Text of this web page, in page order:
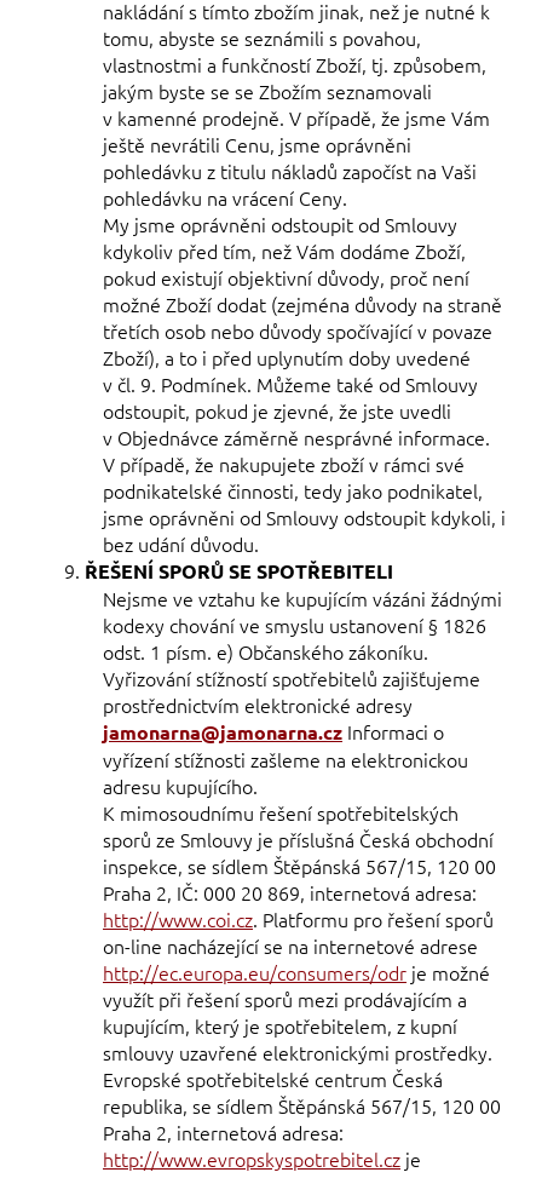
nakládání s tímto zbožím jinak, než je nutné k
tomu, abyste se seznámili s povahou,
vlastnostmi a funkčností Zboží, tj. způsobem,
jakým byste se se Zbožím seznamovali
v kamenné prodejně. V případě, že jsme Vám
ještě nevrátili Cenu, jsme oprávněni
pohledávku z titulu nákladů započíst na Vaši
pohledávku na vrácení Ceny.
My jsme oprávněni odstoupit od Smlouvy
kdykoliv před tím, než Vám dodáme Zboží,
pokud existují objektivní důvody, proč není
možné Zboží dodat (zejména důvody na straně
třetích osob nebo důvody spočívající v povaze
Zboží), a to i před uplynutím doby uvedené
v čl. 9. Podmínek. Můžeme také od Smlouvy
odstoupit, pokud je zjevné, že jste uvedli
v Objednávce záměrně nesprávné informace.
V případě, že nakupujete zboží v rámci své
podnikatelské činnosti, tedy jako podnikatel,
jsme oprávněni od Smlouvy odstoupit kdykoli, i
bez udání důvodu.
ŘEŠENÍ SPORŮ SE SPOTŘEBITELI
Nejsme ve vztahu ke kupujícím vázáni žádnými
kodexy chování ve smyslu ustanovení § 1826
odst. 1 písm. e) Občanského zákoníku.
Vyřizování stížností spotřebitelů zajišťujeme
prostřednictvím elektronické adresy
jamonarna@jamonarna.cz Informaci o
vyřízení stížnosti zašleme na elektronickou
adresu kupujícího.
K mimosoudnímu řešení spotřebitelských
sporů ze Smlouvy je příslušná Česká obchodní
inspekce, se sídlem Štěpánská 567/15, 120 00
Praha 2, IČ: 000 20 869, internetová adresa:
http://www.coi.cz. Platformu pro řešení sporů
on-line nacházející se na internetové adrese
http://ec.europa.eu/consumers/odr je možné
využít při řešení sporů mezi prodávajícím a
kupujícím, který je spotřebitelem, z kupní
smlouvy uzavřené elektronickými prostředky.
Evropské spotřebitelské centrum Česká
republika, se sídlem Štěpánská 567/15, 120 00
Praha 2, internetová adresa:
http://www.evropskyspotrebitel.cz je